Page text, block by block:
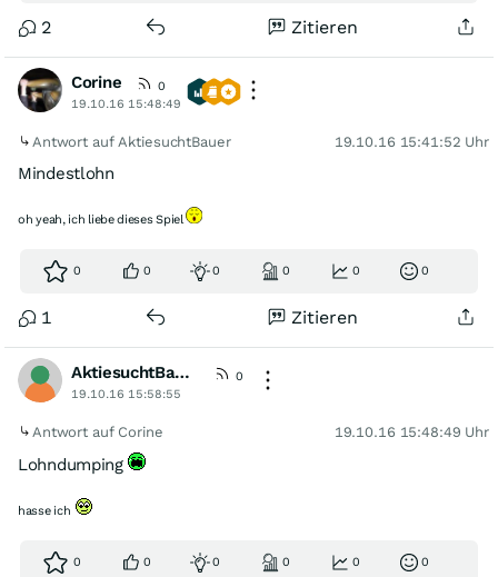
2 Zitieren
Corine
0
19.10.16 15:48:49
Antwort auf AktiesuchtBauer 19.10.16 15:41:52 Uhr
Mindestlohn
oh yeah, ich liebe dieses Spiel
0 0 0 0 0 0
1 Zitieren
AktiesuchtBauer
0
19.10.16 15:58:55
Antwort auf Corine 19.10.16 15:48:49 Uhr
Lohndumping
hasse ich
0 0 0 0 0 0